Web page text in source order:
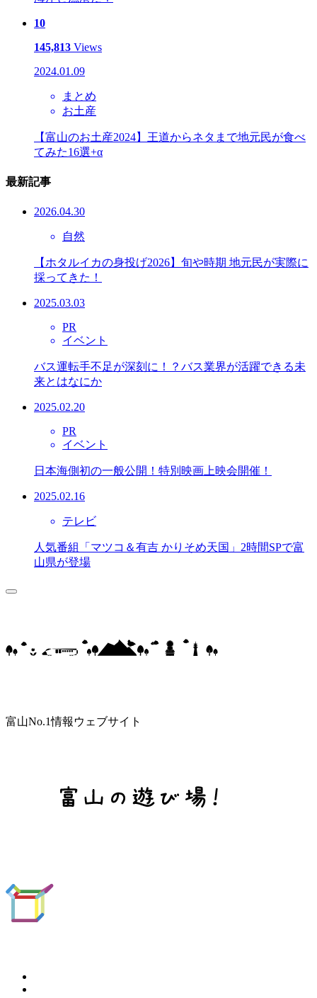
10
145,813 Views
2024.01.09
まとめ
お土産
【富山のお土産2024】王道からネタまで地元民が食べ
てみた16選+α
最新記事
2026.04.30
自然
【ホタルイカの身投げ2026】旬や時期 地元民が実際に
採ってきた！
2025.03.03
PR
イベント
バス運転手不足が深刻に！？バス業界が活躍できる未
来とはなにか
2025.02.20
PR
イベント
日本海側初の一般公開！特別映画上映会開催！
2025.02.16
テレビ
人気番組「マツコ＆有吉 かりそめ天国」2時間SPで富
山県が登場
富山No.1情報ウェブサイト